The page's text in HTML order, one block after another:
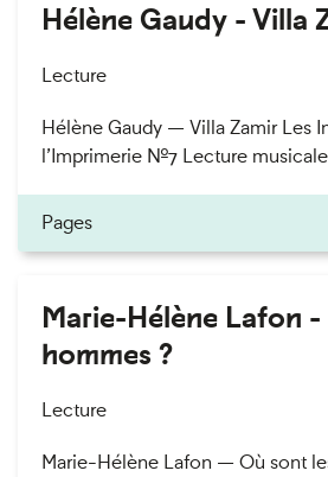
Hélène Gaudy - Villa
Lecture
Hélène Gaudy — Villa Zamir Les
l’Imprimerie n°7 Lecture
Pages
Marie-Hélène Lafon
hommes ?
Lecture
Marie-Hélène Lafon — Où sont